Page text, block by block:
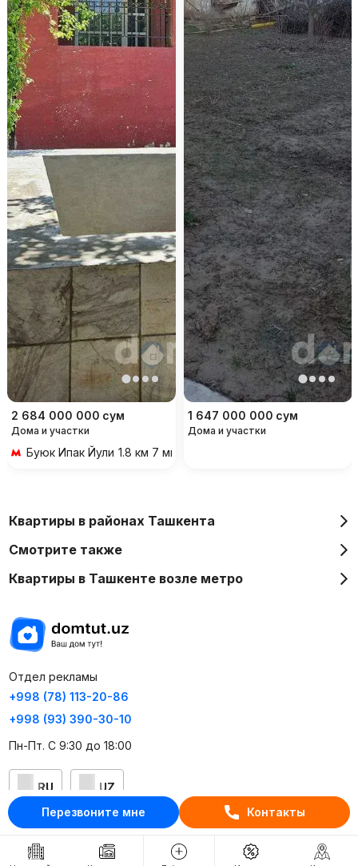
Перезвоните мне Контакты
2 684 000 000 сум
Дома и участки
Буюк Ипак Йули 1.8 км 7 мин на транспорте
1 647 000 000 сум
Дома и участки
Квартиры в районах Ташкента
Смотрите также
Квартиры в Ташкенте возле метро
Отдел рекламы
+998 (78) 113-20-86
+998 (93) 390-30-10
Пн-Пт. С 9:30 до 18:00
RU UZ
Контакты
О проекте